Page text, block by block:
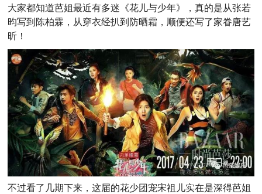
大家都知道芭姐最近有多迷《花儿与少年》，真的是从张若
昀写到陈柏霖，从穿衣经扒到防晒霜，顺便还写了家眷唐艺
昕！
不过看了几期下来，这届的花少团宠宋祖儿实在是深得芭姐